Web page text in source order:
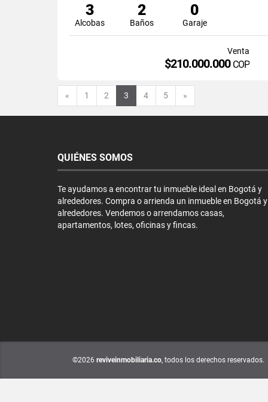
3
Alcobas
2
Baños
0
Garaje
Venta
$210.000.000 COP
« Anterior
1 2 3 4 5 »
QUIÉNES SOMOS
Te ayudamos a encontrar tu inmueble ideal en Bogotá y
alrededores. Compra o arrienda un inmueble en Bogotá y
alrededores. Vendemos o arrendamos casas,
apartamentos, lotes, oficinas y fincas.
©2026 reviveinmobiliaria.co, todos los derechos reservados.